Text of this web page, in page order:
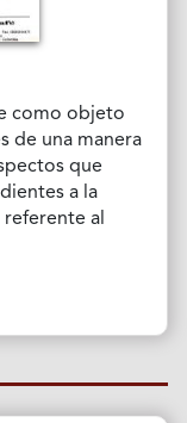
como objeto
de una manera
que
a la
al